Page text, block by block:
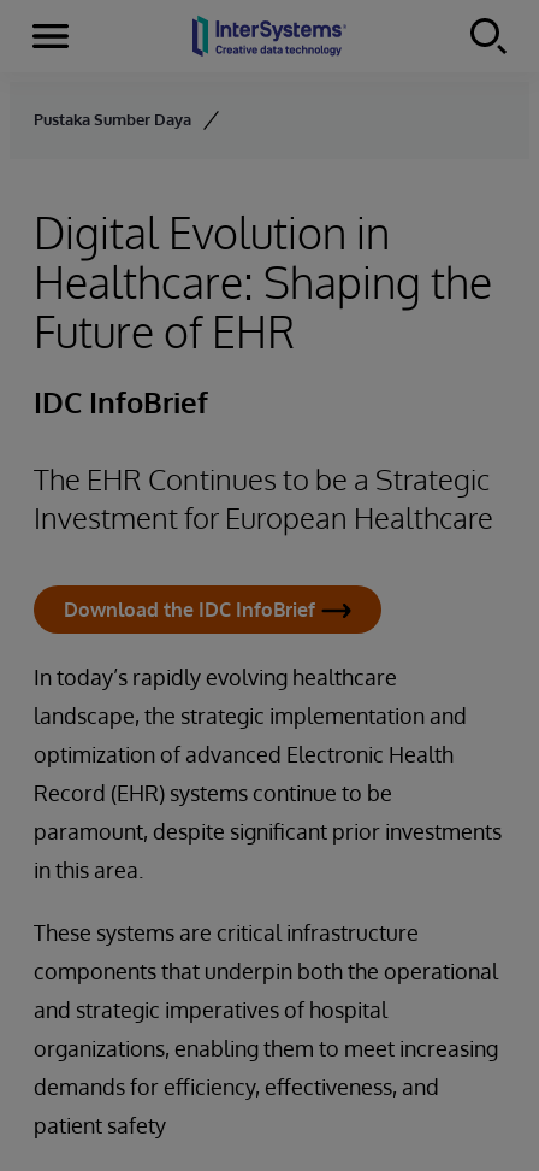
Skip to content
Menu
Pustaka Sumber Daya
Digital Evolution in
Healthcare: Shaping the
Future of EHR
IDC InfoBrief
The EHR Continues to be a Strategic
Investment for European Healthcare
Download the IDC InfoBrief
In today’s rapidly evolving healthcare
landscape, the strategic implementation and
optimization of advanced Electronic Health
Record (EHR) systems continue to be
paramount, despite significant prior investments
in this area.
These systems are critical infrastructure
components that underpin both the operational
and strategic imperatives of hospital
organizations, enabling them to meet increasing
demands for efficiency, effectiveness, and
patient safety